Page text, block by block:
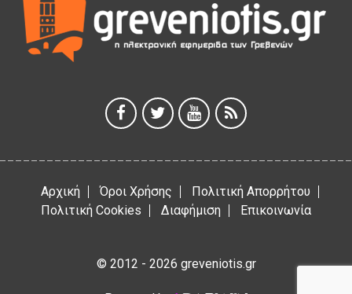
ΕΥΧΑΡΙΣΤΙΕΣ Φυσιολατρικού Συλλόγου Γρεβενών
4 Αυγούστου 2026
Έκτακτη χρηματοδότηση 400.000€ για επιπλέον εργασίες
Αρχική Όροι Χρήσης
Πολιτική Απορρήτου
Πολιτική Cookies
Διαφήμιση Επικοινωνία
© 2012 - 2026 greveniotis.gr